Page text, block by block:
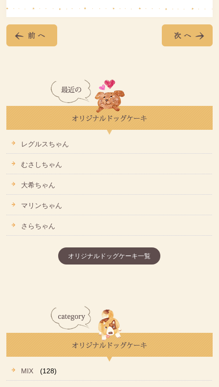
レグルスちゃん
むさしちゃん
大希ちゃん
マリンちゃん
さらちゃん
オリジナルドッグケーキ一覧
MIX (128)